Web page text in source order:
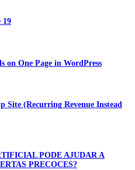
19
on One Page in WordPress
Site (Recurring Revenue Instead
PODE AJUDAR A
PRECOCES?